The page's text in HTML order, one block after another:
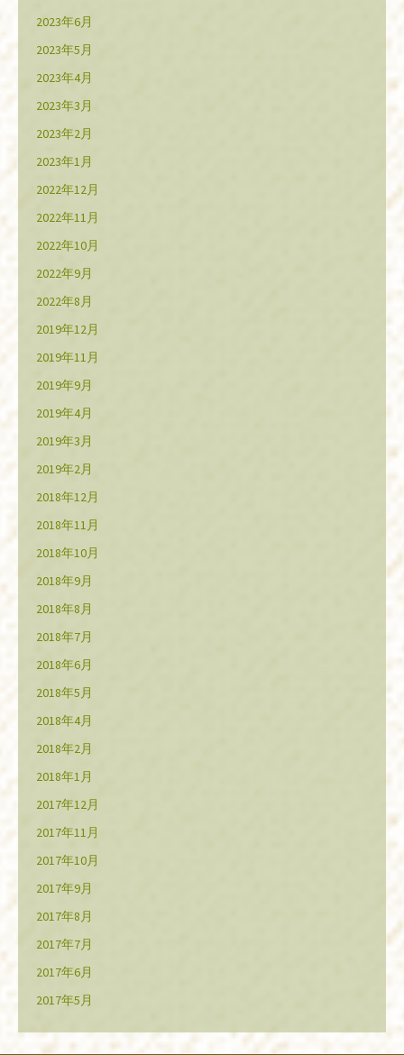
2023年6月
2023年5月
2023年4月
2023年3月
2023年2月
2023年1月
2022年12月
2022年11月
2022年10月
2022年9月
2022年8月
2019年12月
2019年11月
2019年9月
2019年4月
2019年3月
2019年2月
2018年12月
2018年11月
2018年10月
2018年9月
2018年8月
2018年7月
2018年6月
2018年5月
2018年4月
2018年2月
2018年1月
2017年12月
2017年11月
2017年10月
2017年9月
2017年8月
2017年7月
2017年6月
2017年5月